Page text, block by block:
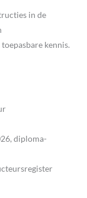
in de
kennis.
diploma-